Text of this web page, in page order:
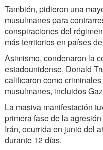
También, pidieron una
musulmanes para
conspiraciones del
más territorios en países
Asimismo, condenaron la
estadounidense, Donald
calificaron como
musulmanes, incluidos
La masiva manifestación
primera fase de la
Irán, ocurrida en junio del
durante 12 días.